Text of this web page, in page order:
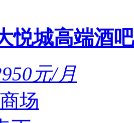
悦城高端酒
元/月